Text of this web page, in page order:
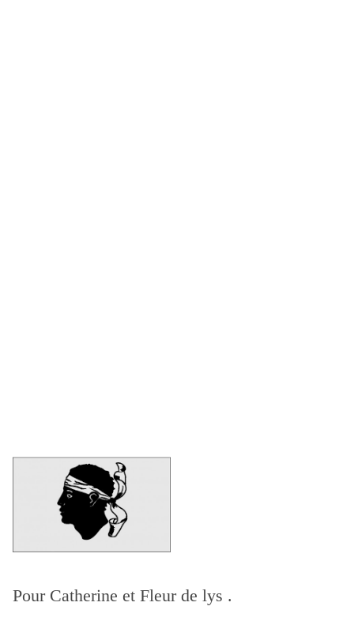
Pour Catherine et Fleur de lys .